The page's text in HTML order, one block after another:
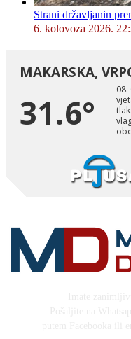
Strani državljanin
6. kolovoza 2026.